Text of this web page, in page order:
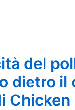
del
dietro il
Chicken